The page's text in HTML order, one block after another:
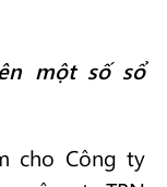
một số sổ
cho Công ty